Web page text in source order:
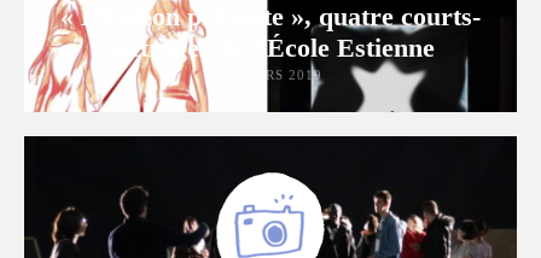
« L’Odéon présente », quatre courts-
métrages de l’École Estienne
21 MARS 2019